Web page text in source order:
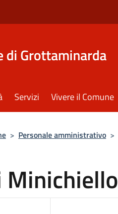
di Grottaminarda
Servizi Vivere il Comune
> Personale amministrativo >
Minichiello